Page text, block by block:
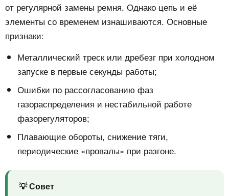
от регулярной замены ремня. Однако цепь и её
элементы со временем изнашиваются. Основные
признаки:
Металлический треск или дребезг при холодном
запуске в первые секунды работы;
Ошибки по рассогласованию фаз
газораспределения и нестабильной работе
фазорегуляторов;
Плавающие обороты, снижение тяги,
периодические «провалы» при разгоне.
💡 Совет